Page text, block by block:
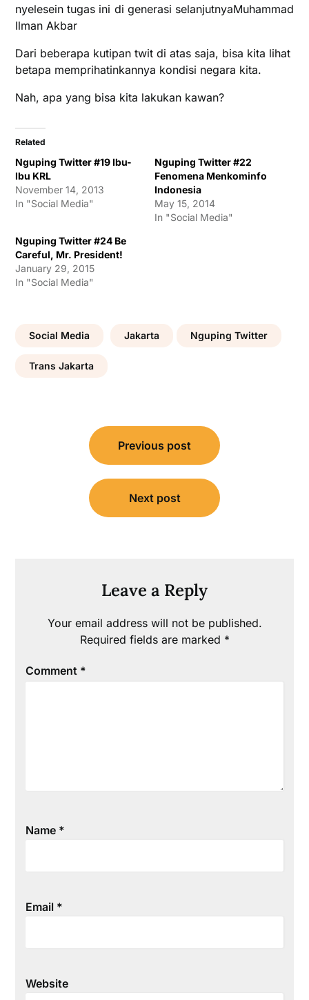
nyelesein tugas ini di generasi selanjutnyaMuhammad
Ilman Akbar
Dari beberapa kutipan twit di atas saja, bisa kita lihat
betapa memprihatinkannya kondisi negara kita.
Nah, apa yang bisa kita lakukan kawan?
Related
Nguping Twitter #19 Ibu-
Ibu KRL
November 14, 2013
In "Social Media"
Nguping Twitter #22
Fenomena Menkominfo
Indonesia
May 15, 2014
In "Social Media"
Nguping Twitter #24 Be
Careful, Mr. President!
January 29, 2015
In "Social Media"
Social Media Jakarta Nguping Twitter
Trans Jakarta
navigation
Previous post
Next post
Leave a Reply
Your email address will not be published.
Required fields are marked *
Comment *
Name *
Email *
Website